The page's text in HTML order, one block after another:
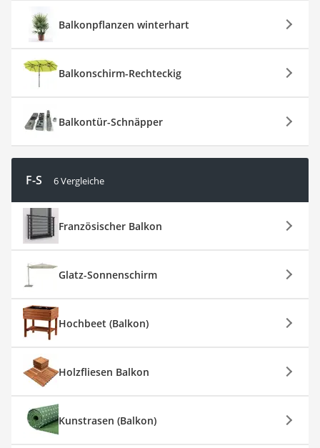
Balkonpflanzen winterhart
Balkonschirm-Rechteckig
Balkontür-Schnäpper
F-S 6 Vergleiche
Französischer Balkon
Glatz-Sonnenschirm
Hochbeet (Balkon)
Holzfliesen Balkon
Kunstrasen (Balkon)